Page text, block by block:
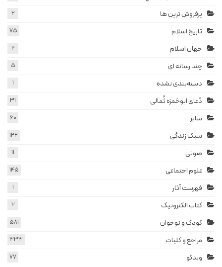
پرفروش ترین ها 2
تاریخ اسلام 75
جهان اسلام 4
چند رسانه ای 5
دسته‌بندی نشده 1
دُعای ابوحَمزه ثُمالی 31
سایر 60
سبک زندگی 122
صوتی 11
علوم اجتماعی 145
فهرست آثار 1
کتاب الکترونیک 2
کودک و نوجوان 581
مراجع و کلیات 333
ویدئو 77